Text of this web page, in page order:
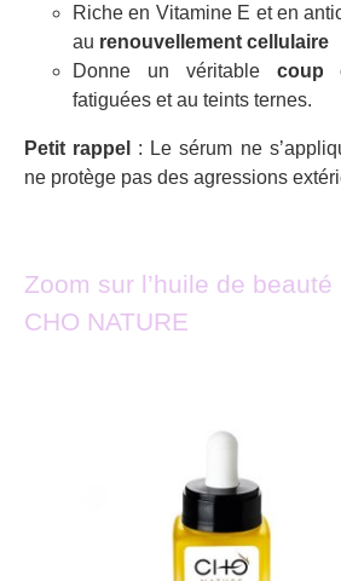
Riche en Vitamine E et en
au renouvellement cellulaire
Donne un véritable coup
fatiguées et au teints ternes.
Petit rappel
: Le sérum ne
ne protège pas des agressions
Zoom sur l’huile de
CHO NATURE